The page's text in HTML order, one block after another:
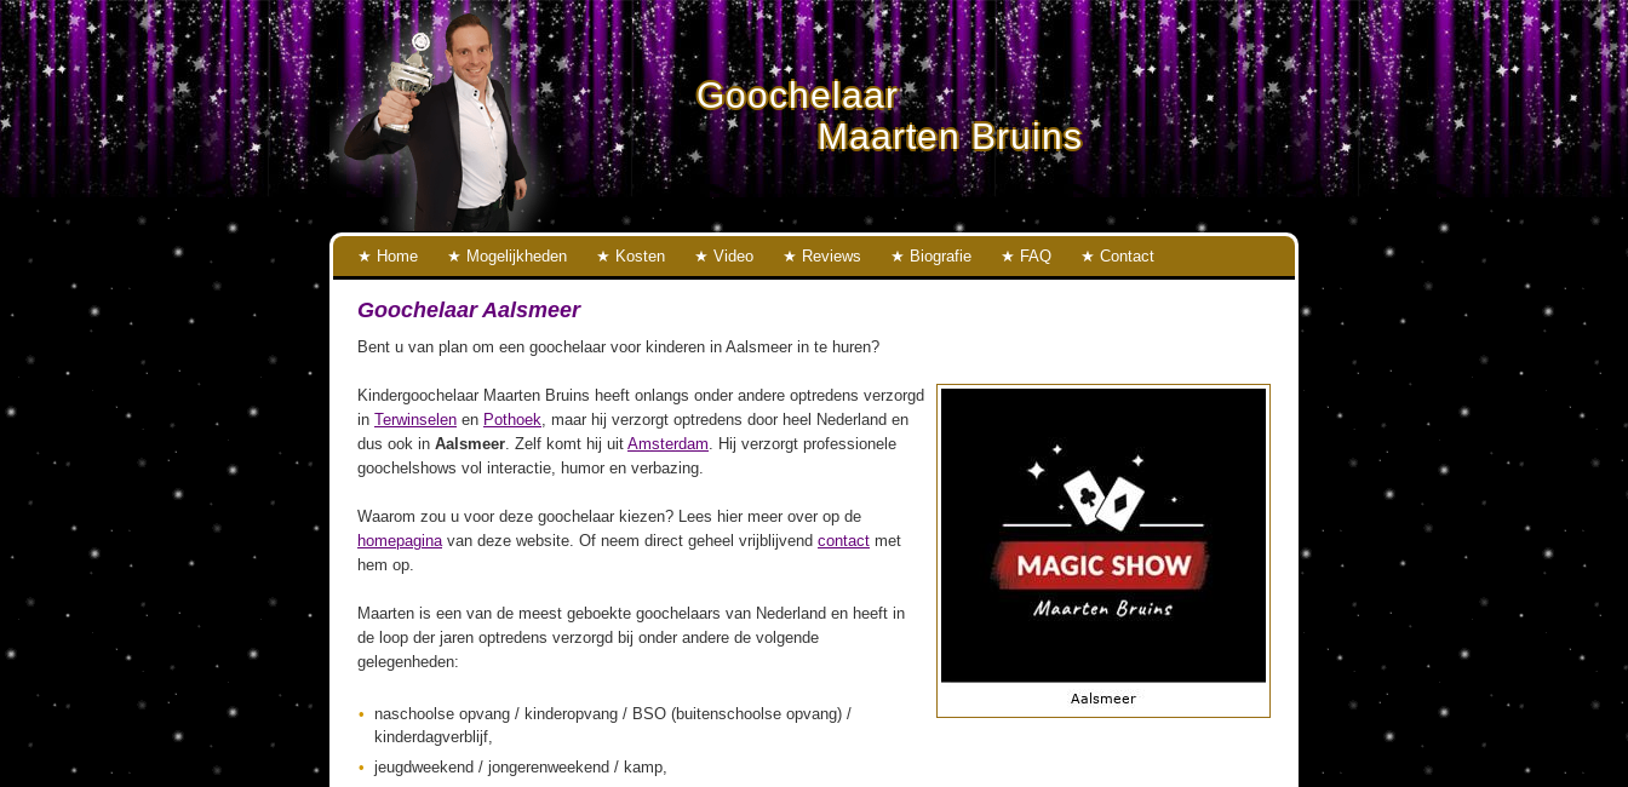
Goochelaar
Maarten Bruins
Home Mogelijkheden Kosten Video Reviews Biografie FAQ Contact
Goochelaar Aalsmeer
Bent u van plan om een goochelaar voor kinderen in Aalsmeer in te huren?
Kindergoochelaar Maarten Bruins heeft onlangs onder andere optredens verzorgd
in Terwinselen en Pothoek, maar hij verzorgt optredens door heel Nederland en
dus ook in Aalsmeer. Zelf komt hij uit Amsterdam. Hij verzorgt professionele
goochelshows vol interactie, humor en verbazing.
Waarom zou u voor deze goochelaar kiezen? Lees hier meer over op de
homepaginavan deze website. Of neem direct geheel vrijblijvend contact met
hem op.
Maarten is een van de meest geboekte goochelaars van Nederland en heeft in
de loop der jaren optredens verzorgd bij onder andere de volgende
gelegenheden:
naschoolse opvang / kinderopvang / BSO (buitenschoolse opvang) /
kinderdagverblijf,
jeugdweekend / jongerenweekend / kamp,